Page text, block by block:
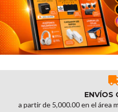
ENVÍOS
a partir de 5,000.00 en el área